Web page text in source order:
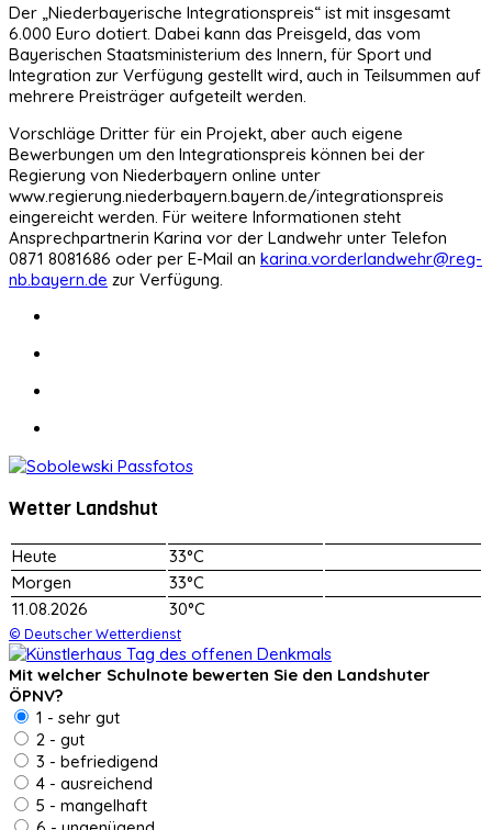
Der „Niederbayerische Integrationspreis“ ist mit insgesamt
6.000 Euro dotiert. Dabei kann das Preisgeld, das vom
Bayerischen Staatsministerium des Innern, für Sport und
Integration zur Verfügung gestellt wird, auch in Teilsummen auf
mehrere Preisträger aufgeteilt werden.
Vorschläge Dritter für ein Projekt, aber auch eigene
Bewerbungen um den Integrationspreis können bei der
Regierung von Niederbayern online unter
www.regierung.niederbayern.bayern.de/integrationspreis
eingereicht werden. Für weitere Informationen steht
Ansprechpartnerin Karina vor der Landwehr unter Telefon
0871 8081686 oder per E-Mail an karina.vorderlandwehr@reg-
nb.bayern.de zur Verfügung.
Wetter Landshut
Heute
33°C
Morgen
33°C
11.08.2026
30°C
© Deutscher Wetterdienst
Mit welcher Schulnote bewerten Sie den Landshuter
ÖPNV?
1 - sehr gut
2 - gut
3 - befriedigend
4 - ausreichend
5 - mangelhaft